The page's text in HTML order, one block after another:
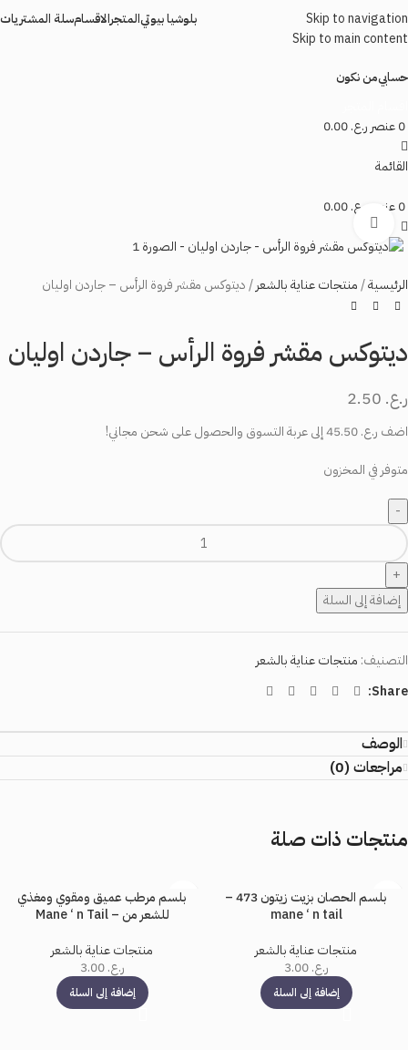
Skip to navigation
Skip to main content
بلوشيا بيوتيالمتجرالاقسامسلة المشتريات
حسابيمن نكون
0عنصر ر.ع.
القائمة
0عنصر ر.ع.
الرئيسية منتجات عناية بالشعر ديتوكس مقشر فروة الرأس – جاردن اوليان
ديتوكس مقشر فروة الرأس – جاردن اوليان
ر.ع.
اضف ر.ع.
إلى عربة التسوق والحصول على شحن مجاني!
متوفر في المخزون
إضافة إلى السلة
التصنيف: منتجات عناية بالشعر
Share:
الوصف
مراجعات (0)
منتجات ذات صلة
بلسم الحصان بزيت زيتون 473 –
mane ‘ n tail
منتجات عناية بالشعر
ر.ع.3.00
إضافة إلى السلة
بلسم مرطب عميق ومقوي ومغذي
للشعر من – Mane ‘ n Tail
منتجات عناية بالشعر
ر.ع.3.00
إضافة إلى السلة